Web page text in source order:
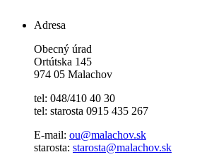
Adresa
Obecný úrad
Ortútska 145
974 05 Malachov
tel: 048/410 40 30
tel: starosta 0915 435 267
E-mail: ou@malachov.sk
starosta: starosta@malachov.sk